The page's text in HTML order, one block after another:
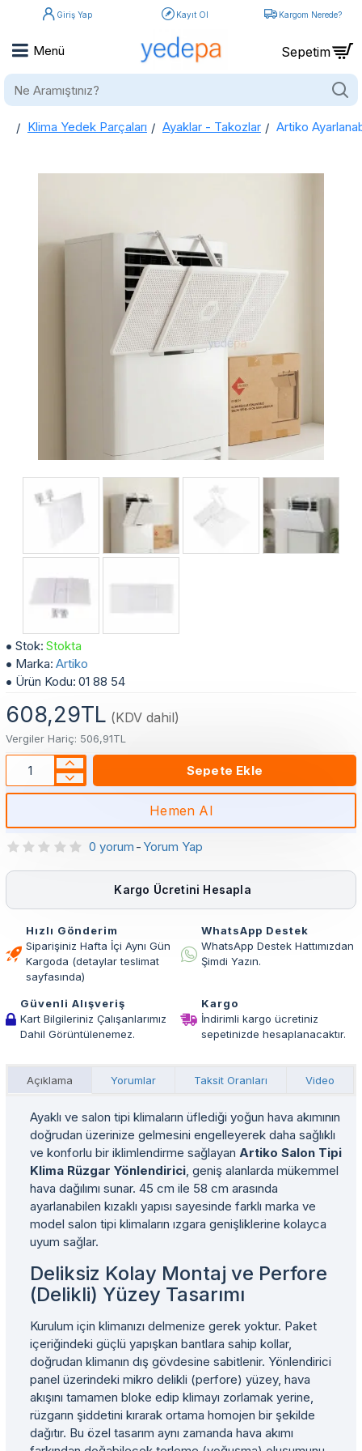
Giriş Yap Kayıt Ol Kargom Nerede?
Ne
home
Klima Yedek Parçaları Ayaklar - Takozlar Artiko
Stok: Stokta
Marka: Artiko
Ürün Kodu: 01 88 54
0 yorum - Yorum Yap
608,29TL (KDV dahil)
Vergiler Hariç: 506,91TL
Sepete Ekle
Hemen Al
Kargo Ücretini Hesapla
Hızlı Gönderim
Siparişiniz Hafta İçi Aynı Gün
Kargoda (detaylar teslimat
sayfasında)
WhatsApp Destek
WhatsApp Destek Hattımızdan
Şimdi Yazın.
Güvenli Alışveriş
Kart Bilgileriniz Çalışanlarımız
Dahil Görüntülenemez.
Kargo
İndirimli kargo ücretiniz
sepetinizde hesaplanacaktır.
Açıklama Yorumlar Taksit Oranları Video
Ayaklı ve salon tipi klimaların üflediği yoğun hava akımının
doğrudan üzerinize gelmesini engelleyerek daha sağlıklı
ve konforlu bir iklimlendirme sağlayan Artiko Salon Tipi
Klima Rüzgar Yönlendirici, geniş alanlarda mükemmel
hava dağılımı sunar. 45 cm ile 58 cm arasında
ayarlanabilen kızaklı yapısı sayesinde farklı marka ve
model salon tipi klimaların ızgara genişliklerine kolayca
uyum sağlar.
Deliksiz Kolay Montaj ve Perfore
(Delikli) Yüzey Tasarımı
Kurulum için klimanızı delmenize gerek yoktur. Paket
içeriğindeki güçlü yapışkan bantlara sahip kollar,
doğrudan klimanın dış gövdesine sabitlenir. Yönlendirici
panel üzerindeki mikro delikli (perfore) yüzey, hava
akışını tamamen bloke edip klimayı zorlamak yerine,
rüzgarın şiddetini kırarak ortama homojen bir şekilde
dağıtır. Bu özel tasarım aynı zamanda hava akımı